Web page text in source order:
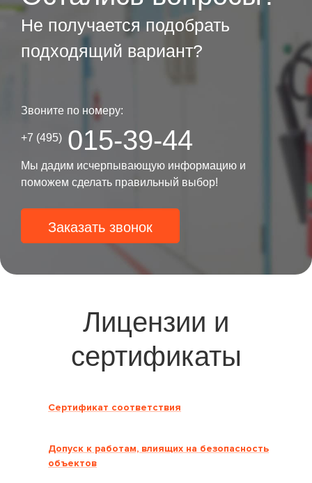
Не получается подобрать
подходящий вариант?
Звоните по номеру:
+7 (495) 015-39-44
Мы дадим исчерпывающую информацию и
поможем сделать правильный выбор!
Заказать звонок
Лицензии и
сертификаты
Сертификат соответствия
Допуск к работам, влиящих на безопасность
объектов